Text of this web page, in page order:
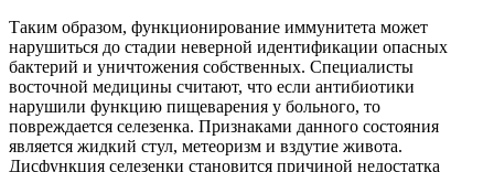
Таким образом, функционирование иммунитета может
нарушиться до стадии неверной идентификации опасных
бактерий и уничтожения собственных. Специалисты
восточной медицины считают, что если антибиотики
нарушили функцию пищеварения у больного, то
повреждается селезенка. Признаками данного состояния
является жидкий стул, метеоризм и вздутие живота.
Дисфункция селезенки становится причиной недостатка